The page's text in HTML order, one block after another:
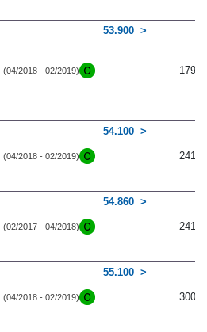
(04/2018 - 02/2019)
53.900
179
(04/2018 - 02/2019)
54.100
241
(02/2017 - 04/2018)
54.860
241
(04/2018 - 02/2019)
55.100
300